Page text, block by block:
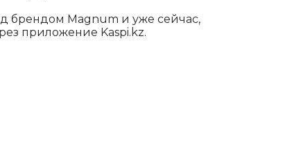
брендом Magnum и уже сейчас,
приложение Kaspi.kz.